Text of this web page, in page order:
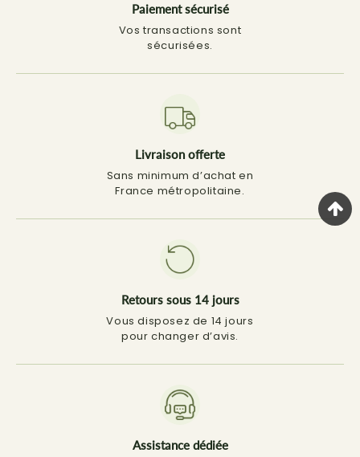
Paiement sécurisé
Vos transactions sont
sécurisées.
Livraison offerte
Sans minimum d’achat en
France métropolitaine.
Retours sous 14 jours
Vous disposez de 14 jours
pour changer d’avis.
Assistance dédiée